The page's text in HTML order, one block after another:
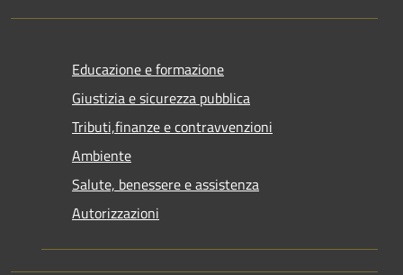
Educazione e formazione
Giustizia e sicurezza pubblica
Tributi,finanze e contravvenzioni
Ambiente
Salute, benessere e assistenza
Autorizzazioni